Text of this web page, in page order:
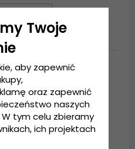
Twoje
aby zapewnić
oraz zapewnić
naszych
tym celu zbieramy
ich projektach